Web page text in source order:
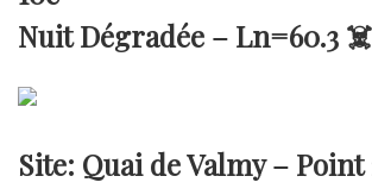
Nuit Dégradée – Ln=60.3 ☠️
Site: Quai de Valmy – Point